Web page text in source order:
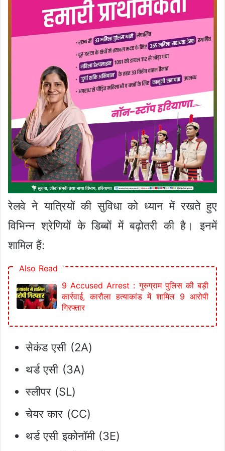
रेलवे ने यात्रियों की सुविधा को ध्यान में रखते हुए
विभिन्न श्रेणियों के डिब्बों में बढ़ोतरी की है। इनमें
शामिल हैं:
Also Read
9 Accused Arrest : गुरुग्राम पुलिस की बड़ी
कार्रवाई, कारौला हत्याकांड में शामिल 9 आरोपी
गिरफ्तार
सेकंड एसी (2A)
थर्ड एसी (3A)
स्लीपर (SL)
चेयर कार (CC)
थर्ड एसी इकोनॉमी (3E)